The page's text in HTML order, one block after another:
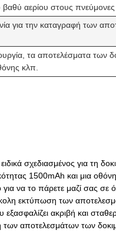
αερίου στους
για την καταγραφή των
τα αποτελέσματα των
κλπ.
σχεδιασμένος για τη
1500mAh και μια
να το πάρετε μαζί σας σε
εκτύπωση των
ακριβή και
των αποτελεσμάτων των